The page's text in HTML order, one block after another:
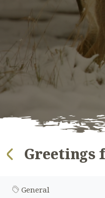
Greetings
General